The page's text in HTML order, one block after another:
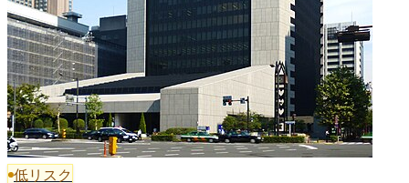
低リスク